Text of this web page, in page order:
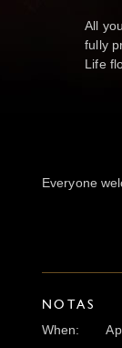
All
fully
Life
Everyone
NOTAS
When: